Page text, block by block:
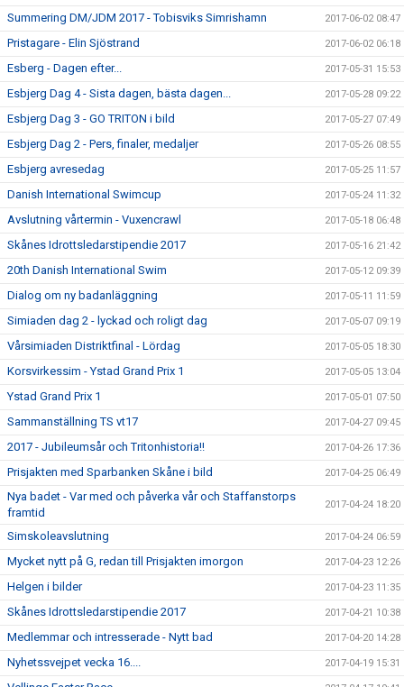
Summering DM/JDM 2017 - Tobisviks Simrishamn 2017-06-02 08:47
Pristagare - Elin Sjöstrand 2017-06-02 06:18
Esberg - Dagen efter... 2017-05-31 15:53
Esbjerg Dag 4 - Sista dagen, bästa dagen... 2017-05-28 09:22
Esbjerg Dag 3 - GO TRITON i bild 2017-05-27 07:49
Esbjerg Dag 2 - Pers, finaler, medaljer 2017-05-26 08:55
Esbjerg avresedag 2017-05-25 11:57
Danish International Swimcup 2017-05-24 11:32
Avslutning vårtermin - Vuxencrawl 2017-05-18 06:48
Skånes Idrottsledarstipendie 2017 2017-05-16 21:42
20th Danish International Swim 2017-05-12 09:39
Dialog om ny badanläggning 2017-05-11 11:59
Simiaden dag 2 - lyckad och roligt dag 2017-05-07 09:19
Vårsimiaden Distriktfinal - Lördag 2017-05-05 18:30
Korsvirkessim - Ystad Grand Prix 1 2017-05-05 13:04
Ystad Grand Prix 1 2017-05-01 07:50
Sammanställning TS vt17 2017-04-27 09:45
2017 - Jubileumsår och Tritonhistoria!! 2017-04-26 17:36
Prisjakten med Sparbanken Skåne i bild 2017-04-25 06:49
Nya badet - Var med och påverka vår och Staffanstorps
framtid
2017-04-24 18:20
Simskoleavslutning 2017-04-24 06:59
Mycket nytt på G, redan till Prisjakten imorgon 2017-04-23 12:26
Helgen i bilder 2017-04-23 11:35
Skånes Idrottsledarstipendie 2017 2017-04-21 10:38
Medlemmar och intresserade - Nytt bad 2017-04-20 14:28
Nyhetssvejpet vecka 16.... 2017-04-19 15:31